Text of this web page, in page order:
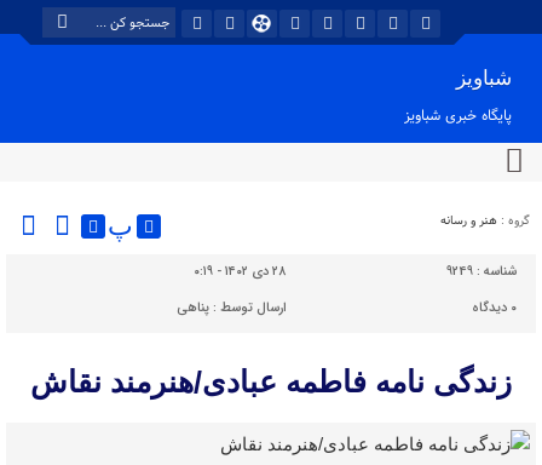
شباویز
پایگاه خبری شباویز
گروه : هنر و رسانه پ
شناسه : 9249
۲۸ دی ۱۴۰۲ - ۰:۱۹
۰ دیدگاه ارسال توسط :پناهی
زندگی نامه فاطمه عبادی/هنرمند نقاش